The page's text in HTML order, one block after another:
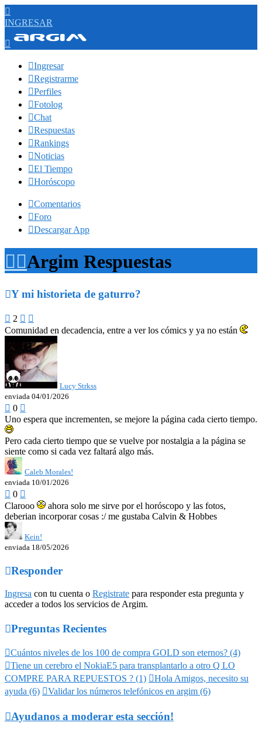

INGRESAR

Ingresar
Registrarme
Perfiles
Fotolog
Chat
Respuestas
Rankings
Noticias
El Tiempo
Horóscopo
Comentarios
Foro
Descargar App
Argim Respuestas
Y mi historieta de gaturro?
 2  
Comunidad en decadencia, entre a ver los cómics y ya no están
Lucy Strkss
enviada 04/01/2026
 0 
Uno espera que incrementen, se mejore la página cada cierto tiempo.
Pero cada cierto tiempo que se vuelve por nostalgia a la página se
siente como si cada vez faltará algo más.
Caleb Morales!
enviada 10/01/2026
 0 
Clarooo
ahora solo me sirve por el horóscopo y las fotos,
deberian incorporar cosas :/ me gustaba Calvin & Hobbes
Kein!
enviada 18/05/2026
Responder
Ingresa con tu cuenta o Registrate para responder esta pregunta y
acceder a todos los servicios de Argim.
Preguntas Recientes
Cuántos niveles de los 100 de compra GOLD son eternos? (4)
Tiene un cerebro el NokiaE5 para transplantarlo a otro Q LO
COMPRE PARA REPUESTOS ? (1) Hola Amigos, necesito su
ayuda (6) Validar los números telefónicos en argim (6)
Ayudanos a moderar esta sección!